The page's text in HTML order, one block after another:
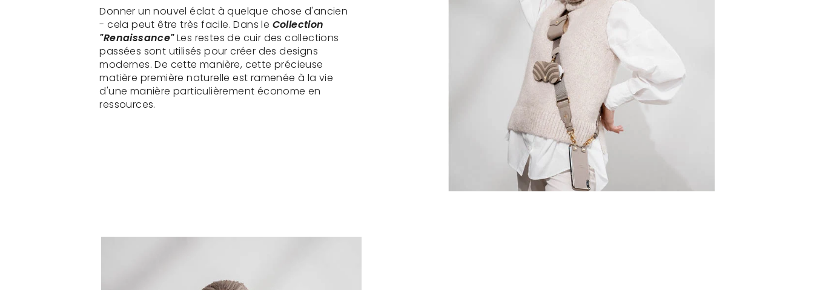
Donner un nouvel éclat à quelque chose d'ancien
- cela peut être très facile. Dans le Collection
"Renaissance"Les restes de cuir des collections
passées sont utilisés pour créer des designs
modernes. De cette manière, cette précieuse
matière première naturelle est ramenée à la vie
d'une manière particulièrement économe en
ressources.